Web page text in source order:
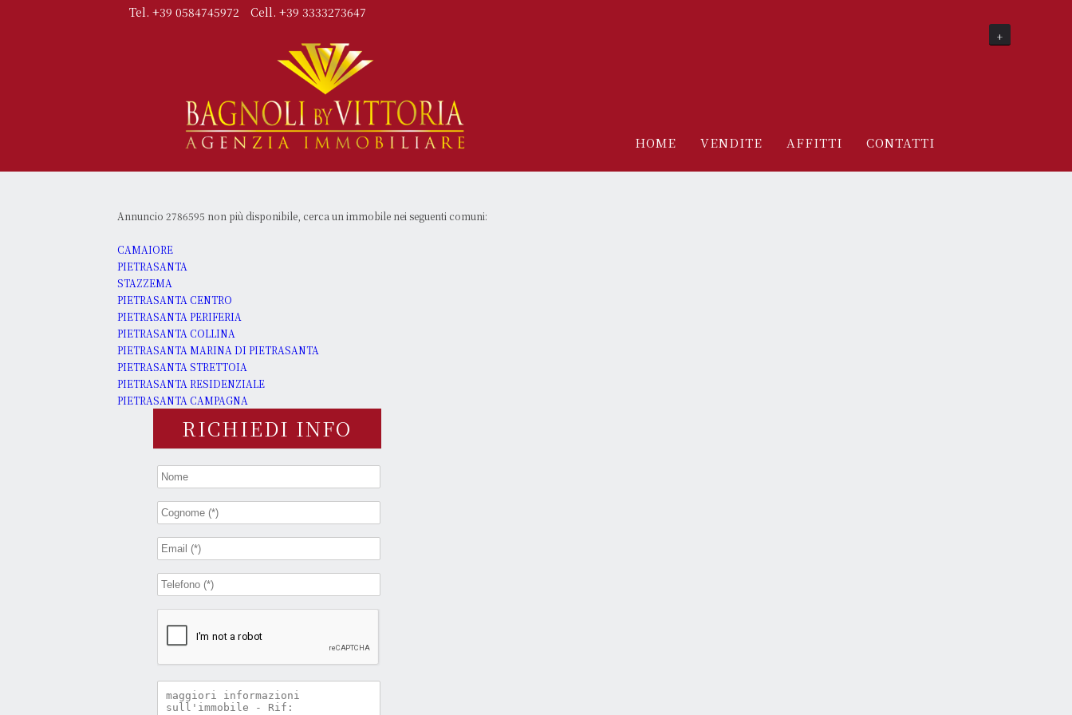
Tel. +39 0584745972 Cell. +39 3333273647
+
HOME VENDITE AFFITTI CONTATTI
Annuncio 2786595 non più disponibile, cerca un immobile nei seguenti comuni:
CAMAIORE
PIETRASANTA
STAZZEMA
PIETRASANTA CENTRO
PIETRASANTA PERIFERIA
PIETRASANTA COLLINA
PIETRASANTA MARINA DI PIETRASANTA
PIETRASANTA STRETTOIA
PIETRASANTA RESIDENZIALE
PIETRASANTA CAMPAGNA
RICHIEDI INFO